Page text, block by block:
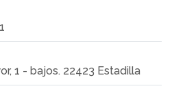
1 - bajos. 22423 Estadilla